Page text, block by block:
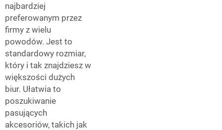
najbardziej
preferowanym przez
firmy z wielu
powodów. Jest to
standardowy rozmiar,
który i tak znajdziesz w
większości dużych
biur. Ułatwia to
poszukiwanie
pasujących
akcesoriów, takich jak